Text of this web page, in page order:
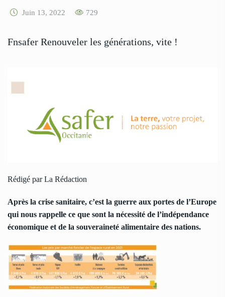
Juin 13, 2022 729
Fnsafer Renouveler les générations, vite !
Rédigé par La Rédaction
Après la crise sanitaire, c’est la guerre aux portes de l’Europe
qui nous rappelle ce que sont la nécessité de l’indépendance
économique et de la souveraineté alimentaire des nations.